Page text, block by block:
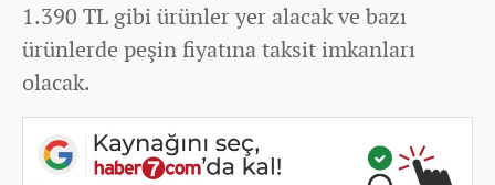
1.390 TL gibi ürünler yer alacak ve bazı
ürünlerde peşin fiyatına taksit imkanları
olacak.